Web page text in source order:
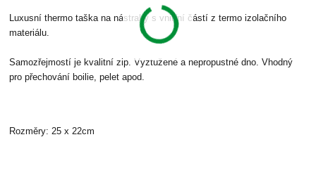
Luxusní thermo taška na nástrahy s vnitřní částí z termo izolačního
materiálu.
Samozřejmostí je kvalitní zip. Vyztužené a nepropustné dno. Vhodný
pro přechování boilie, pelet apod.
Rozměry: 25 x 22cm